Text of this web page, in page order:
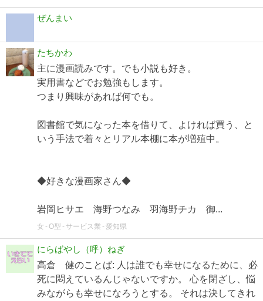
ぜんまい
たちかわ
主に漫画読みです。でも小説も好き。
実用書などでお勉強もします。
つまり興味があれば何でも。
図書館で気になった本を借りて、よければ買う、と
いう手法で着々とリアル本棚に本が増殖中。
◆好きな漫画家さん◆
岩岡ヒサエ 海野つなみ 羽海野チカ 御...
女 O型 サービス業 愛知県
にらばやし（呼）ねぎ
高倉 健のことば: 人は誰でも幸せになるために、必
死に悶えているんじゃないですか。 心を閉ざし、悩
みながらも幸せになろうとする。 それは決してきれ